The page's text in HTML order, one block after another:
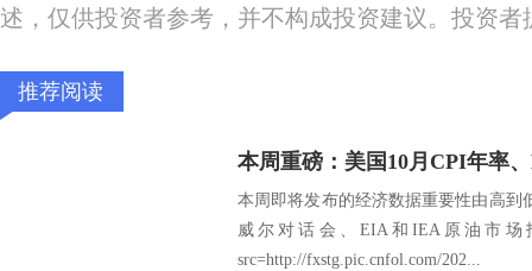
述，仅供投资者参考，并不构成投资建议。投资
推荐阅读
本周重磅：美国10月CPI年率
本周即将发布的经济数据重要性由高到
威尔对话会、EIA和IEA原油市
src=http://fxstg.pic.cnfol.com/202...